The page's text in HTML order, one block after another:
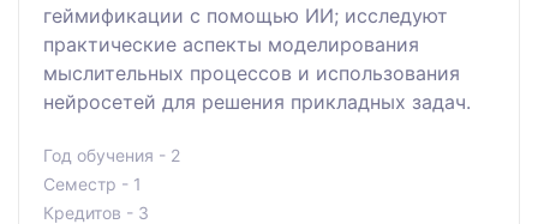
геймификации с помощью ИИ; исследуют
практические аспекты моделирования
мыслительных процессов и использования
нейросетей для решения прикладных задач.
Год обучения - 2
Семестр - 1
Кредитов - 3